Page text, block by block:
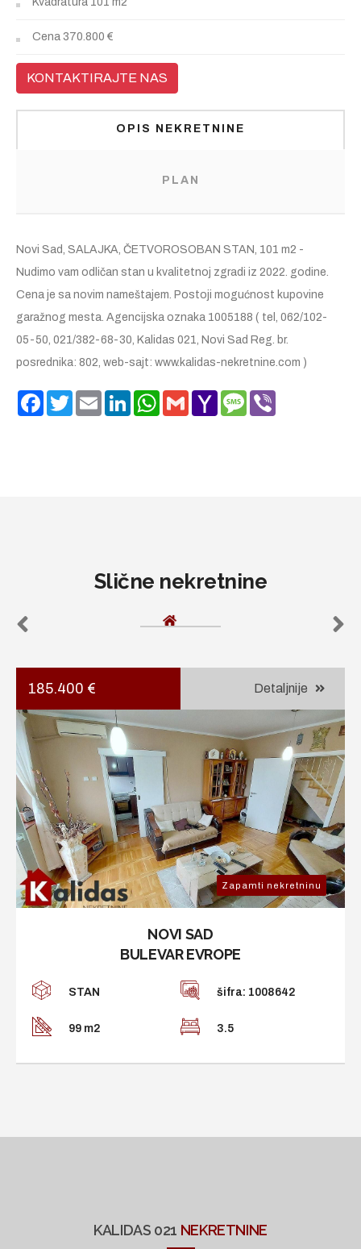
Cena 370.800 €
KONTAKTIRAJTE NAS
OPIS NEKRETNINE
PLAN
Novi Sad, SALAJKA, ČETVOROSOBAN STAN, 101 m2 -
Nudimo vam odličan stan u kvalitetnoj zgradi iz 2022. godine.
Cena je sa novim nameštajem. Postoji mogućnost kupovine
garažnog mesta. Agencijska oznaka 1005188 ( tel, 062/102-
05-50, 021/382-68-30, Kalidas 021, Novi Sad Reg. br.
posrednika: 802, web-sajt: www.kalidas-nekretnine.com )
Facebook
TwitterEmail LinkedInWhatsApp
Gmail Yahoo
Mail
Message
Slične nekretnine
185.400 € Detaljnije
Zapamti nekretninu
NOVI SAD
BULEVAR EVROPE
STAN šifra: 1008642
99 m2 3.5
KALIDAS 021 NEKRETNINE